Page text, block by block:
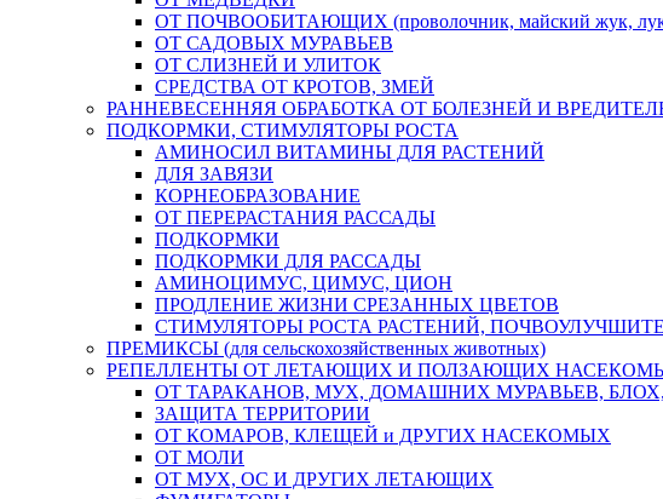
ОТ ПОЧВООБИТАЮЩИХ (проволочник, майский жук,
ОТ САДОВЫХ МУРАВЬЕВ
ОТ СЛИЗНЕЙ И УЛИТОК
СРЕДСТВА ОТ КРОТОВ, ЗМЕЙ
РАННЕВЕСЕННЯЯ ОБРАБОТКА ОТ БОЛЕЗНЕЙ И
ПОДКОРМКИ, СТИМУЛЯТОРЫ РОСТА
АМИНОСИЛ ВИТАМИНЫ ДЛЯ РАСТЕНИЙ
ДЛЯ ЗАВЯЗИ
КОРНЕОБРАЗОВАНИЕ
ОТ ПЕРЕРАСТАНИЯ РАССАДЫ
ПОДКОРМКИ
ПОДКОРМКИ ДЛЯ РАССАДЫ
АМИНОЦИМУС, ЦИМУС, ЦИОН
ПРОДЛЕНИЕ ЖИЗНИ СРЕЗАННЫХ ЦВЕТОВ
СТИМУЛЯТОРЫ РОСТА РАСТЕНИЙ,
ПРЕМИКСЫ (для сельскохозяйственных животных)
РЕПЕЛЛЕНТЫ ОТ ЛЕТАЮЩИХ И ПОЛЗАЮЩИХ
ОТ ТАРАКАНОВ, МУХ, ДОМАШНИХ МУРАВЬЕВ,
ЗАЩИТА ТЕРРИТОРИИ
ОТ КОМАРОВ, КЛЕЩЕЙ и ДРУГИХ НАСЕКОМЫХ
ОТ МОЛИ
ОТ МУХ, ОС И ДРУГИХ ЛЕТАЮЩИХ